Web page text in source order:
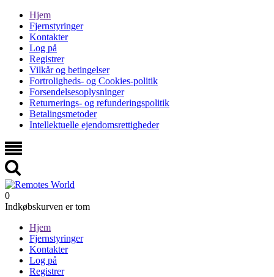
Hjem
Fjernstyringer
Kontakter
Log på
Registrer
Vilkår og betingelser
Fortroligheds- og Cookies-politik
Forsendelsesoplysninger
Returnerings- og refunderingspolitik
Betalingsmetoder
Intellektuelle ejendomsrettigheder
0
Indkøbskurven er tom
Hjem
Fjernstyringer
Kontakter
Log på
Registrer